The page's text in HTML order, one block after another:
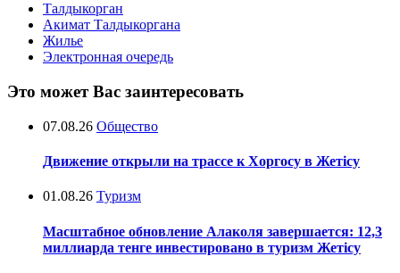
Талдыкорган
Акимат Талдыкоргана
Жилье
Электронная очередь
Это может Вас заинтересовать
07.08.26 Общество
Движение открыли на трассе к Хоргосу в Жетісу
01.08.26 Туризм
Масштабное обновление Алаколя завершается: 12,3
миллиарда тенге инвестировано в туризм Жетісу